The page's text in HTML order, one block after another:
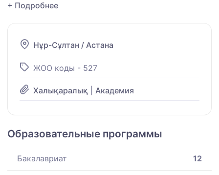
+ Подробнее
Нұр-Сұлтан / Астана
ЖОО коды - 527
Халықаралық Академия
Образовательные программы
Бакалавриат 12